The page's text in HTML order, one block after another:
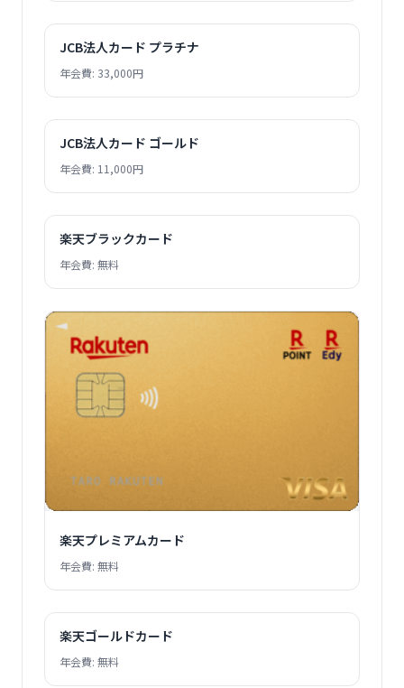
JCB法人カード プラチナ
年会費: 33,000円
JCB法人カード ゴールド
年会費: 11,000円
楽天ブラックカード
年会費: 無料
楽天プレミアムカード
年会費: 無料
楽天ゴールドカード
年会費: 無料